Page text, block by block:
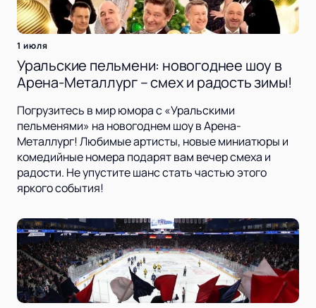
1 июля
Уральские пельмени: новогоднее шоу в
Арена-Металлург – смех и радость зимы!
Погрузитесь в мир юмора с «Уральскими
пельменями» на новогоднем шоу в Арена-
Металлург! Любимые артисты, новые миниатюры и
комедийные номера подарят вам вечер смеха и
радости. Не упустите шанс стать частью этого
яркого события!